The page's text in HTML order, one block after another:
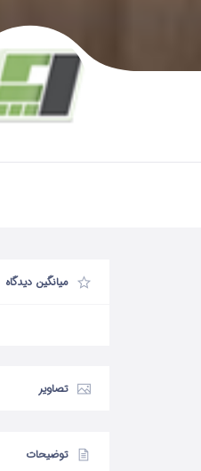
میانگین دیدگاه
تصاویر
توضیحات